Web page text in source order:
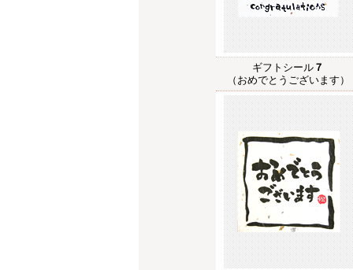
ギフトシール ７
（おめでとうございます）